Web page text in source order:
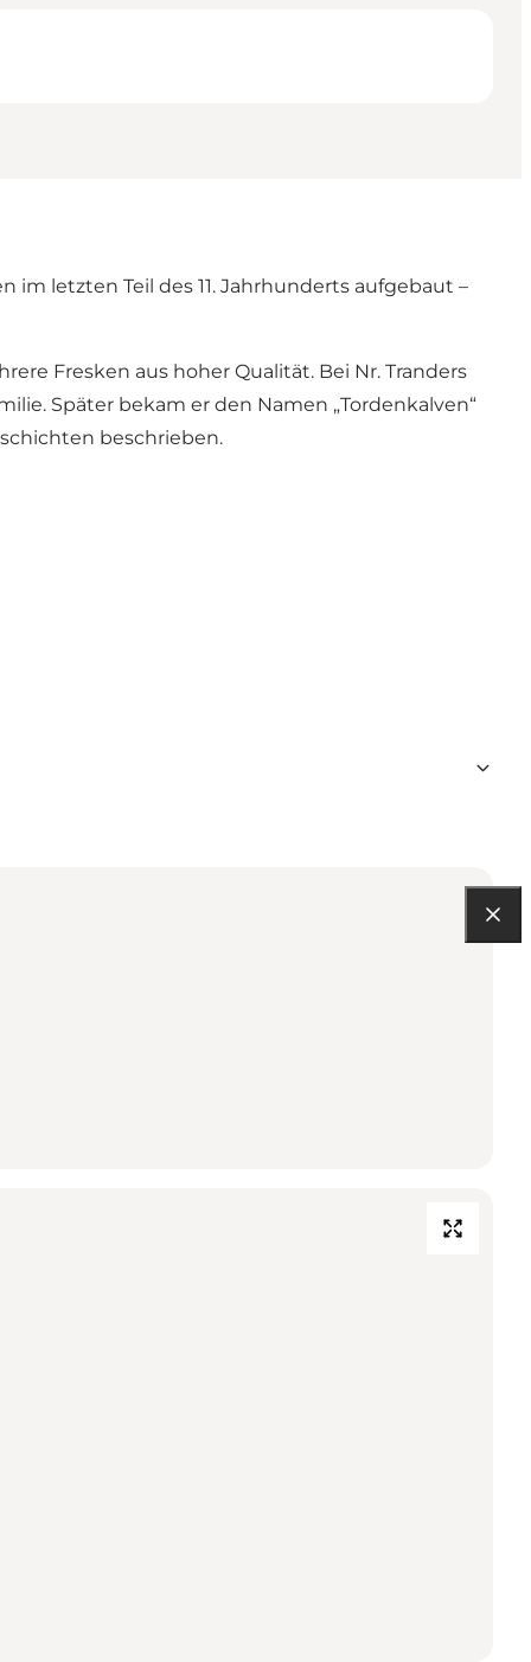
im letzten Teil des 11. Jahrhunderts aufgebaut –
Fresken aus hoher Qualität. Bei Nr. Tranders
Später bekam er den Namen „Tordenkalven“
beschrieben.